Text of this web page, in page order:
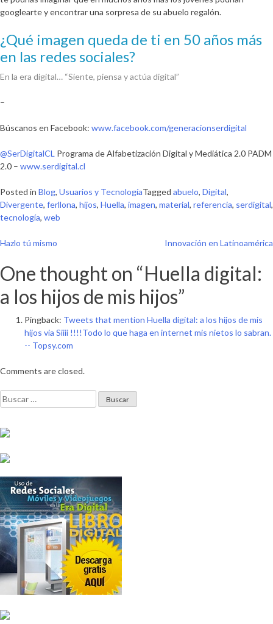
googlearte y encontrar una sorpresa de su abuelo regalón.
¿Qué imagen queda de ti en 50 años más
en las redes sociales?
En la era digital… “Siente, piensa y actúa digital”
–
Búscanos en Facebook: www.facebook.com/generacionserdigital
@SerDigitalCL Programa de Alfabetización Digital y Mediática 2.0 PADM
2.0 – www.serdigital.cl
Posted in Blog, Usuarios y TecnologíaTagged abuelo, Digital,
Divergente, ferllona, hijos, Huella, imagen, material, referencia, serdigital,
tecnología, web
Navegación
de
entradas
Hazlo tú mismo Innovación en Latinoamérica
One thought on “Huella digital:
a los hijos de mis hijos”
Pingback: Tweets that mention Huella digital: a los hijos de mis
hijos via Siiii !!!!Todo lo que haga en internet mis nietos lo sabran.
-- Topsy.com
Comments are closed.
Buscar: